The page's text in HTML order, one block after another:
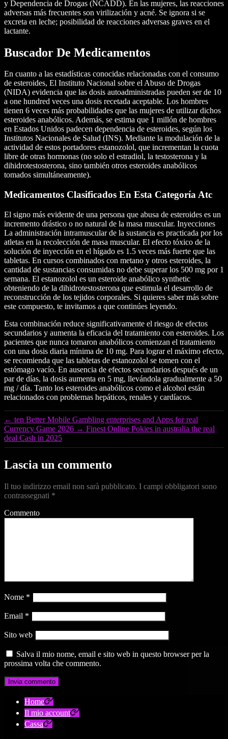
y Dependencia de Drogas (NCADD). En las mujeres, las reacciones
adversas más frecuentes son virilización y acné. Se ignora si se
excreta en leche; posibilidad de reacciones adversas graves en el
lactante.
Buscador De Medicamentos
En cuanto a las estadísticas conocidas relacionadas con el consumo
de esteroides, El Instituto Nacional sobre el Abuso de Drogas
(NIDA) evidencia que las dosis autoadministradas pueden ser de 10
a one hundred veces una dosis recetada aceptable. Los hombres
tienen 6 veces más probabilidades que las mujeres de utilizar dichos
esteroides anabólicos. Además, se estima que 1 millón de hombres
en Estados Unidos padecen dependencia de esteroides, según los
Institutos Nacionales de Salud (INS). Mediante la modulación de la
actividad de estos portadores estanozolol, que incrementan la cuota
libre de otras hormonas (no solo el estradiol, la testosterona y la
dihidrotestosterona, sino también otros esteroides anabólicos
tomados simultáneamente).
Medicamentos Clasificados En Esta Categoría Atc
El signo más evidente de una persona que abusa de esteroides es un
incremento drástico o no natural de la masa muscular. Inyecciones
La administración intramuscular de la sustancia es practicada por los
atletas en la recolección de masa muscular. El efecto tóxico de la
solución de inyección en el hígado es 1.5 veces más fuerte que las
tabletas. En cursos combinados con metano y otros esteroides, la
cantidad de sustancias consumidas no debe superar los 500 mg por 1
semana. El estanozolol es un esteroide anabólico synthetic
obteniendo de la dihidrotestosterona que estimula el desarrollo de
reconstrucción de los tejidos corporales. Si quieres saber más sobre
este compuesto, te invitamos a que continúes leyendo.
Esta combinación reduce significativamente el riesgo de efectos
secundarios y aumenta la eficacia del tratamiento con esteroides. Los
pacientes que nunca tomaron anabólicos comienzan el tratamiento
con una dosis diaria mínima de 10 mg. Para lograr el máximo efecto,
se recomienda que las tabletas de estanozolol se tomen con el
estómago vacío. En ausencia de efectos secundarios después de un
par de días, la dosis aumenta en 5 mg, llevándola gradualmente a 50
mg / día. Tanto los esteroides anabólicos como el alcohol están
relacionados con problemas hepáticos, renales y cardíacos.
← ten Better Mobile Gambling enterprises and Apps for real
Currency Game 2026 → Finest Online Pokies in australia the real
deal Cash in 2025
Lascia un commento
Il tuo indirizzo email non sarà pubblicato. I campi obbligatori sono
contrassegnati *
Commento
Nome *
Email *
Sito web
Salva il mio nome, email e sito web in questo browser per la
prossima volta che commento.
Home
Il mio account
Cassa